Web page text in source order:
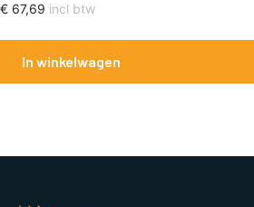
€ 67,69 incl btw
In winkelwagen